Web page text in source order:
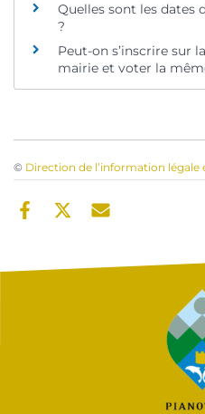
Quelles sont les dates
?
Peut-on s’inscrire sur
mairie et voter la
© Direction de l’information